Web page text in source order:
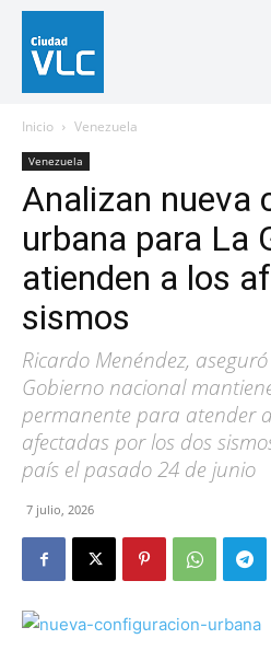
Inicio Venezuela
Venezuela
Analizan nueva
urbana para La
atienden a los
sismos
Ricardo Menéndez,
Gobierno nacional
permanente para atender
afectadas por los dos
país el pasado 24 de junio
7 julio, 2026